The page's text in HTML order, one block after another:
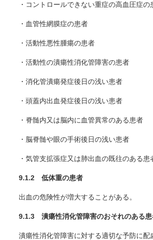
・コントロールできない重症の高血圧症の
・血管性網膜症の患者
・活動性悪性腫瘍の患者
・活動性の潰瘍性消化管障害の患者
・消化管潰瘍発症後日の浅い患者
・頭蓋内出血発症後日の浅い患者
・脊髄内又は脳内に血管異常のある患者
・脳脊髄や眼の手術後日の浅い患者
・気管支拡張症又は肺出血の既往のある患
9.1.2 低体重の患者
出血の危険性が増大することがある。
9.1.3 潰瘍性消化管障害のおそれのある
潰瘍性消化管障害に対する適切な予防に配